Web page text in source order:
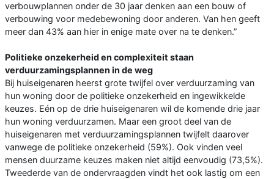
verbouwplannen onder de 30 jaar denken aan een bouw of
verbouwing voor medebewoning door anderen. Van hen geeft
meer dan 43% aan hier in enige mate over na te denken.”
Politieke onzekerheid en complexiteit staan
verduurzamingsplannen in de weg
Bij huiseigenaren heerst grote twijfel over verduurzaming van
hun woning door de politieke onzekerheid en ingewikkelde
keuzes. Eén op de drie huiseigenaren wil de komende drie jaar
hun woning verduurzamen. Maar een groot deel van de
huiseigenaren met verduurzamingsplannen twijfelt daarover
vanwege de politieke onzekerheid (59%). Ook vinden veel
mensen duurzame keuzes maken niet altijd eenvoudig (73,5%).
Tweederde van de ondervraagden vindt het ook lastig om een